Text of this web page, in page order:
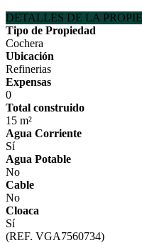
DETALLES DE LA
Tipo de Propiedad
Cochera
Ubicación
Refinerias
Expensas
0
Total construido
15 m²
Agua Corriente
Sí
Agua Potable
No
Cable
No
Cloaca
Sí
(REF. VGA7560734)